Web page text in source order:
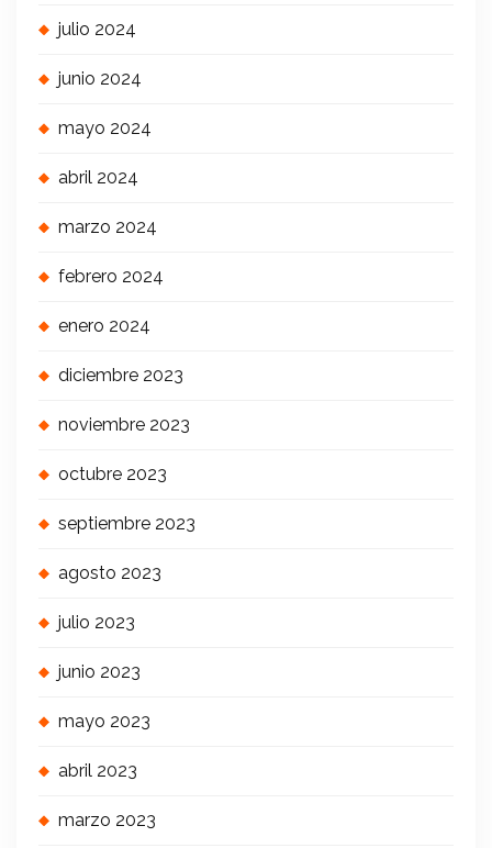
julio 2024
junio 2024
mayo 2024
abril 2024
marzo 2024
febrero 2024
enero 2024
diciembre 2023
noviembre 2023
octubre 2023
septiembre 2023
agosto 2023
julio 2023
junio 2023
mayo 2023
abril 2023
marzo 2023